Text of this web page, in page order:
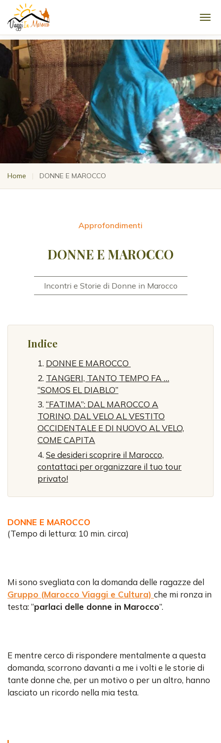
Home | DONNE E MAROCCO
Approfondimenti
DONNE E MAROCCO
Incontri e Storie di Donne in Marocco
Indice
DONNE E MAROCCO
TANGERI, TANTO TEMPO FA …
“SOMOS EL DIABLO”
“FATIMA”: DAL MAROCCO A
TORINO, DAL VELO AL VESTITO
OCCIDENTALE E DI NUOVO AL VELO,
COME CAPITA
Se desideri scoprire il Marocco,
contattaci per organizzare il tuo tour
privato!
DONNE E MAROCCO
(Tempo di lettura: 10 min. circa)
Mi sono svegliata con la domanda delle ragazze del
Gruppo (Marocco Viaggi e Cultura) che mi ronza in
testa: “parlaci delle donne in Marocco”.
E mentre cerco di rispondere mentalmente a questa
domanda, scorrono davanti a me i volti e le storie di
tante donne che, per un motivo o per un altro, hanno
lasciato un ricordo nella mia testa.